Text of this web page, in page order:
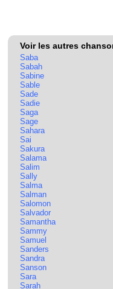
Voir les autres
Saba
Sabah
Sabine
Sable
Sade
Sadie
Saga
Sage
Sahara
Sai
Sakura
Salama
Salim
Sally
Salma
Salman
Salomon
Salvador
Samantha
Sammy
Samuel
Sanders
Sandra
Sanson
Sara
Sarah